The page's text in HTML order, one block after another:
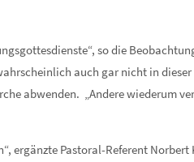
so die
auch gar nicht in
abwenden. „Andere wiederum
ergänzte Pastoral-Referent